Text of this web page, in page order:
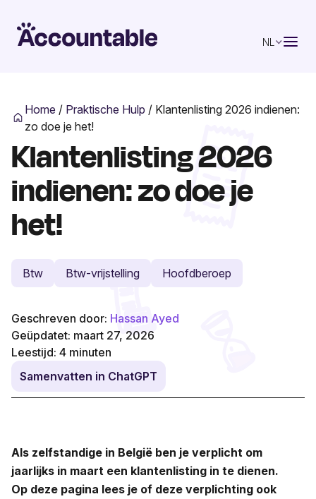
NL
Home / Praktische Hulp / Klantenlisting 2026 indienen:
zo doe je het!
Klantenlisting 2026
indienen: zo doe je
het!
Btw Btw-vrijstelling Hoofdberoep
Geschreven door: Hassan Ayed
Geüpdatet: maart 27, 2026
Leestijd: 4 minuten
Samenvatten in ChatGPT
Als zelfstandige in België ben je verplicht om
jaarlijks in maart een klantenlisting in te dienen.
Op deze pagina lees je of deze verplichting ook